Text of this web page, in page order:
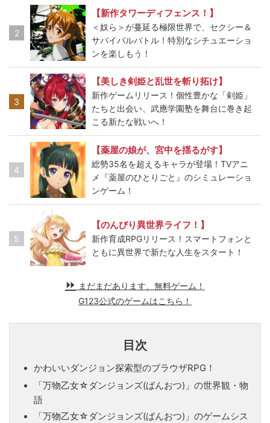
2
【新作タワーディフェンス！】
＜奴ら＞が蔓延る極限世界で、セクシー＆
サバイバルバトル！特別なシチュエーショ
ンを楽しもう！
3
【美しき剣姫と乱世を斬り拓け】
新作ゲームリリース！個性豊かな「剣姫」
たちと出会い、武應学園塾を舞台に巻き起
こる新たな戦いへ！
4
【薬屋の娘が、宮中を揺るがす】
総勢35名を超えるキャラが登場！TVアニ
メ『薬屋のひとりごと』のシミュレーショ
ンゲーム！
5
【のんびり異世界ライフ！】
新作育成RPGリリース！スマートフォンと
ともに異世界で新たな人生をスタート！
まだまだあります、無料ゲーム！
G123公式のゲームはこちら！
目次
かわいいダンジョン探索型のブラウザRPG！
「万物乙女☆ダンジョンズ(ばんおつ)」の世界観・物
語
「万物乙女☆ダンジョンズ(ばんおつ)」のゲームシス